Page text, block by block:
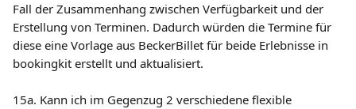
Fall der Zusammenhang zwischen Verfügbarkeit und der
Erstellung von Terminen. Dadurch würden die Termine für
diese eine Vorlage aus BeckerBillet für beide Erlebnisse in
bookingkit erstellt und aktualisiert.
15a. Kann ich im Gegenzug 2 verschiedene flexible